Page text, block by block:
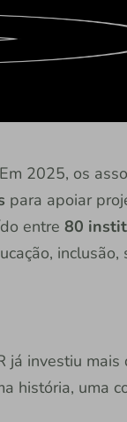
2025, os
para apoiar
entre 80
inclusão,
já investiu mais
história, uma